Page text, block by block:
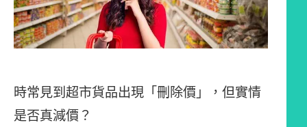
時常見到超市貨品出現「刪除價」，但實情
是否真減價？